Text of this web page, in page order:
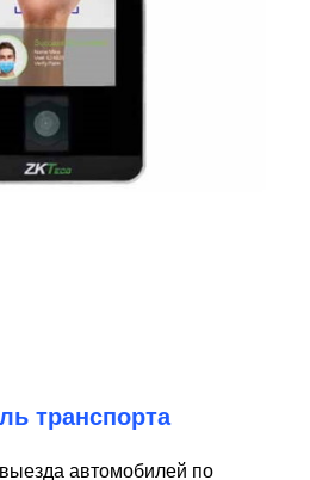
транспорта
автомобилей по